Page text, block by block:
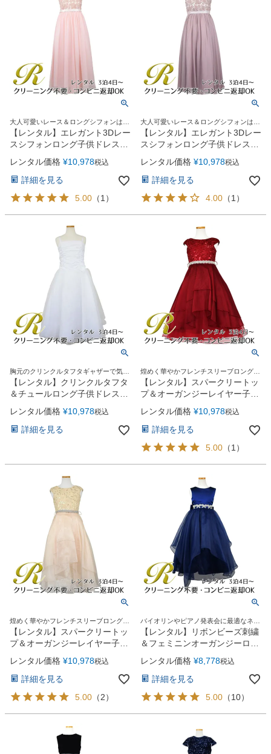
大人可愛いレース＆ロングシフォンはジ
ュニア＆レディースにも人気！
【レンタル】エレガント3Dレー
スシフォンロング子供ドレス
(CDC5006)ブラッシュ
レンタル価格 ¥10,978税込
詳細を見る
5.00 （1 ）
大人可愛いレース＆ロングシフォンはジ
ュニア＆レディースにも人気！
【レンタル】エレガント3Dレー
スシフォンロング子供ドレス
(CDC5006)ダスティピンク
レンタル価格 ¥10,978税込
詳細を見る
4.00 （1 ）
胸元のクリンクルタフタギャザーで気に
なるお胸元を美しく演出
【レンタル】クリンクルタフタ
＆チュールロング子供ドレス
（コルセットバック）
(CDC4001)ホワイト
レンタル価格 ¥10,978税込
詳細を見る
煌めく華やかフレンチスリーブロングド
レス
【レンタル】スパークリートッ
プ＆オーガンジーレイヤー子供
ドレス(JK3811)バーガンディー
レンタル価格 ¥10,978税込
詳細を見る
5.00 （1 ）
煌めく華やかフレンチスリーブロングド
レス
【レンタル】スパークリートッ
プ＆オーガンジーレイヤー子供
ドレス(JK3811)タープ
レンタル価格 ¥10,978税込
詳細を見る
5.00 （2）
バイオリンやピアノ発表会に最適なネイ
ビードレス
【レンタル】リボンビーズ刺繍
＆フェミニンオーガンジーロン
グ子供ドレス(YP155)ネイビー
レンタル価格 ¥8,778税込
詳細を見る
5.00 （10）